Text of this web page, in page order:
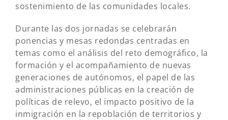
sostenimiento de las comunidades locales.
Durante las dos jornadas se celebrarán
ponencias y mesas redondas centradas en
temas como el análisis del reto demográfico, la
formación y el acompañamiento de nuevas
generaciones de autónomos, el papel de las
administraciones públicas en la creación de
políticas de relevo, el impacto positivo de la
inmigración en la repoblación de territorios y